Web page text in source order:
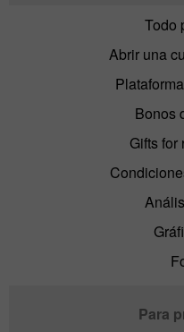
Todo
Abrir una
Bonos
Gifts for
Para